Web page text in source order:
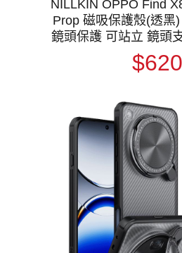
NILLKIN OPPO Find
Prop 磁吸保護殼(透黑
鏡頭保護 可站立 鏡頭
鏡頭蓋 支援
$620